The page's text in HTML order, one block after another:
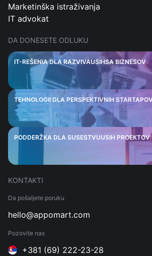
Marketinška istraživanja
IT advokat
DA DONESETE ODLUKU
IT-REŠENIA DLA RAZVIVAUSIHSA BIZNESOV
TEHNOLOGII DLA PERSPEKTIVNIH
PODDERŽKA DLA SUSESTVUUSIH PROEKTOV
KONTAKTI
Da pošaljete poruku
hello@appomart.com
Pozovite nas
+381 (69) 222-23-28